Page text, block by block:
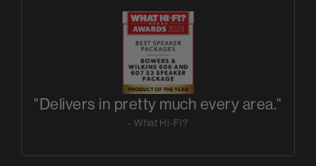
"Delivers in pretty much every area."
- What Hi-Fi?